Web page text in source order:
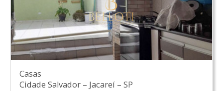
Casas
Cidade Salvador – Jacareí – SP